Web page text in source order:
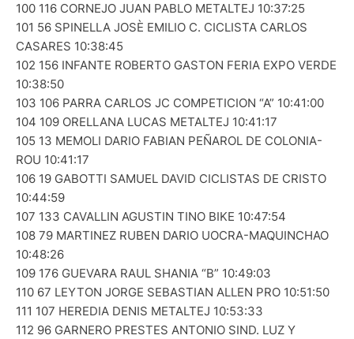
100 116 CORNEJO JUAN PABLO METALTEJ 10:37:25
101 56 SPINELLA JOSÈ EMILIO C. CICLISTA CARLOS
CASARES 10:38:45
102 156 INFANTE ROBERTO GASTON FERIA EXPO VERDE
10:38:50
103 106 PARRA CARLOS JC COMPETICION “A” 10:41:00
104 109 ORELLANA LUCAS METALTEJ 10:41:17
105 13 MEMOLI DARIO FABIAN PEÑAROL DE COLONIA-
ROU 10:41:17
106 19 GABOTTI SAMUEL DAVID CICLISTAS DE CRISTO
10:44:59
107 133 CAVALLIN AGUSTIN TINO BIKE 10:47:54
108 79 MARTINEZ RUBEN DARIO UOCRA-MAQUINCHAO
10:48:26
109 176 GUEVARA RAUL SHANIA “B” 10:49:03
110 67 LEYTON JORGE SEBASTIAN ALLEN PRO 10:51:50
111 107 HEREDIA DENIS METALTEJ 10:53:33
112 96 GARNERO PRESTES ANTONIO SIND. LUZ Y